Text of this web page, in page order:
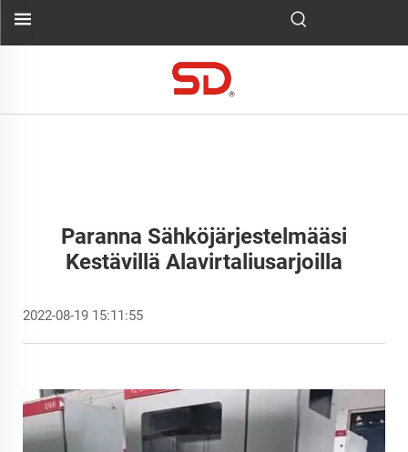
Paranna Sähköjärjestelmääsi
Kestävillä Alavirtaliusarjoilla
2022-08-19 15:11:55